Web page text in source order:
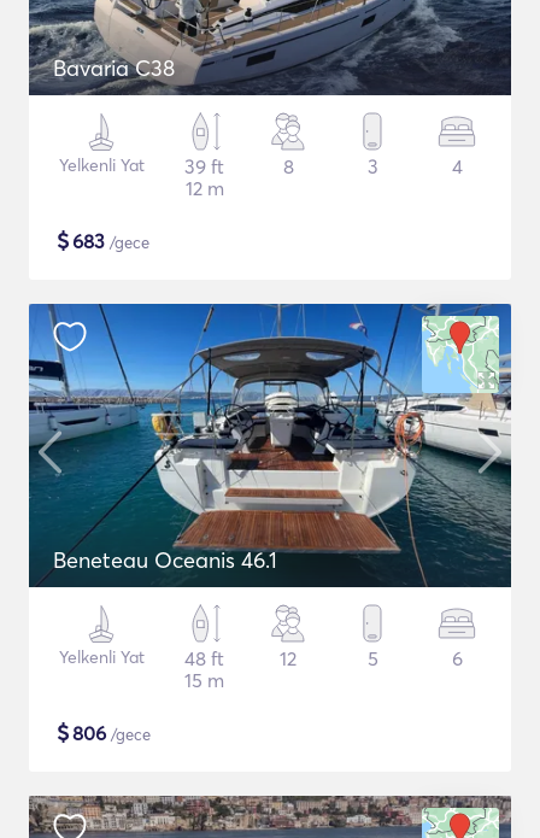
Bavaria C38
Yelkenli Yat
39 ft
12 m
8 3 4
$683 /gece
Beneteau Oceanis 46.1
Yelkenli Yat
48 ft
15 m
12 5 6
$806 /gece